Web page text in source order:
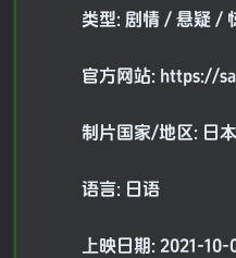
类型: 剧情 / 悬疑 /
官方网站: https://
制片国家/地区: 日
语言: 日语
上映日期: 2021-